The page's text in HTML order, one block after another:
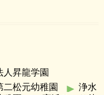
人昇龍学園
二松元幼稚園
浄水